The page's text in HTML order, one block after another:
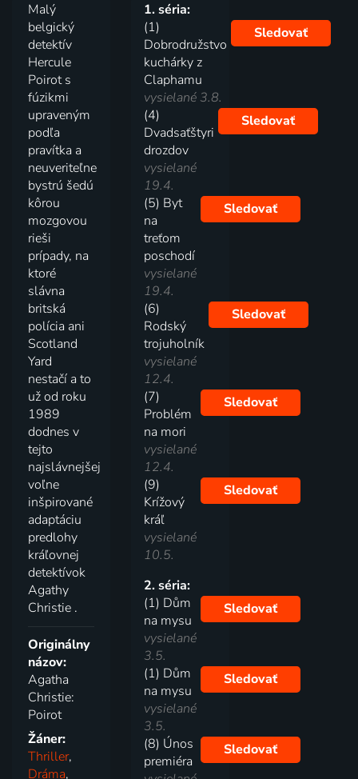
Malý
belgický
detektív
Hercule
Poirot s
fúzikmi
upraveným
podľa
pravítka a
neuveriteľne
bystrú šedú
kôrou
mozgovou
rieši
prípady, na
ktoré
slávna
britská
polícia ani
Scotland
Yard
nestačí a to
už od roku
1989
dodnes v
tejto
najslávnejšej
voľne
inšpirované
adaptáciu
predlohy
kráľovnej
detektívok
Agathy
Christie .
Originálny
názov:
Agatha
Christie:
Poirot
Žáner:
Thriller,
Dráma,
1. séria:
(1)
Dobrodružstvo
kuchárky z
Claphamu
vysielané 3.8.
Sledovať
(4)
Dvadsaťštyri
drozdov
vysielané
19.4.
Sledovať
(5) Byt
na
treťom
poschodí
vysielané
19.4.
Sledovať
(6)
Rodský
trojuholník
vysielané
12.4.
Sledovať
(7)
Problém
na mori
vysielané
12.4.
Sledovať
(9)
Krížový
kráľ
vysielané
10.5.
Sledovať
2. séria:
(1) Dům
na mysu
vysielané
3.5.
Sledovať
(1) Dům
na mysu
vysielané
3.5.
Sledovať
(8) Únos
premiéra
Sledovať